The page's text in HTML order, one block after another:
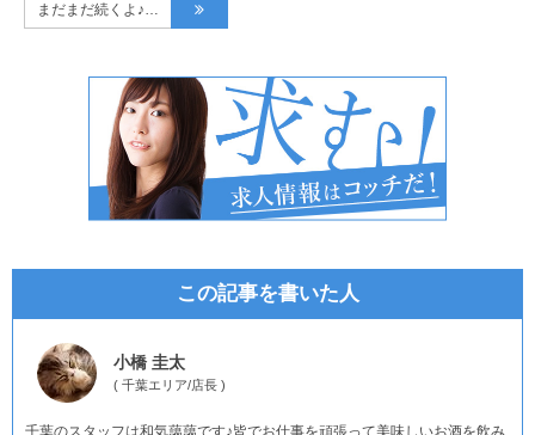
まだまだ続くよ♪…
この記事を書いた人
小橋 圭太
( 千葉エリア/店長 )
千葉のスタッフは和気藹藹です♪皆でお仕事を頑張って美味しいお酒を飲み